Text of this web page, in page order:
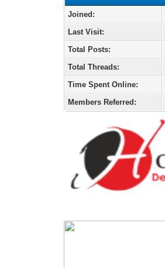
Joined:
Last Visit:
Total Posts:
Total Threads:
Time Spent Online:
Members Referred: